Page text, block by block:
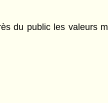
du public les valeurs